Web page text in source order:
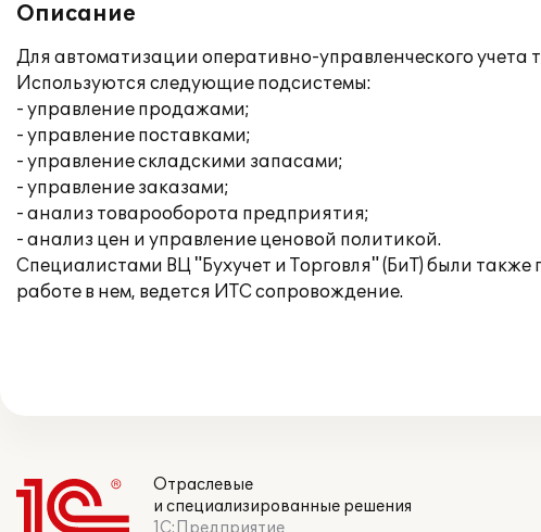
Описание
Для автоматизации оперативно-управленческого
Используются следующие подсистемы:
- управление продажами;
- управление поставками;
- управление складскими запасами;
- управление заказами;
- анализ товарооборота предприятия;
- анализ цен и управление ценовой политикой.
Специалистами ВЦ "Бухучет и Торговля" (БиТ) были
работе в нем, ведется ИТС сопровождение.
Отраслевые
и специализированные решения
1С:Предприятие